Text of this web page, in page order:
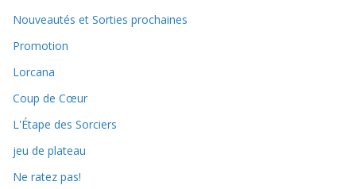
Nouveautés et Sorties prochaines
Promotion
Lorcana
Coup de Cœur
L'Étape des Sorciers
jeu de plateau
Ne ratez pas!